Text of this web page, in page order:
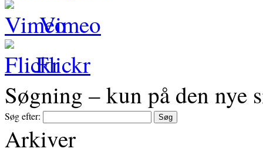
Vimeo
Flickr
Søgning – kun på den nye
Søg efter:
Arkiver